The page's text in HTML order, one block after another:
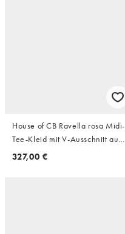
House of CB Ravella rosa Midi-
Tee-Kleid mit V-Ausschnitt aus
echter Seide
327,00 €